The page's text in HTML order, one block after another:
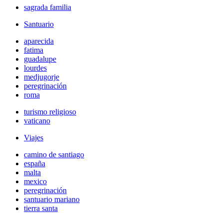
sagrada familia
Santuario
aparecida
fatima
guadalupe
lourdes
medjugorje
peregrinación
roma
turismo religioso
vaticano
Viajes
camino de santiago
españa
malta
mexico
peregrinación
santuario mariano
tierra santa